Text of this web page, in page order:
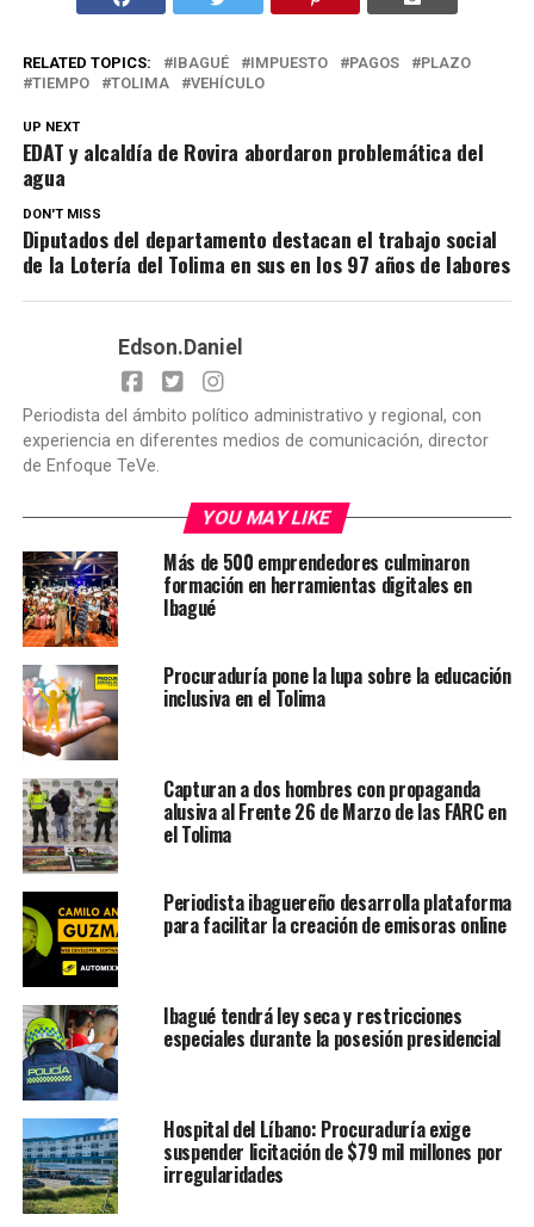
RELATED TOPICS: IBAGUÉ IMPUESTO PAGOS
PLAZO
TIEMPO
TOLIMA VEHÍCULO
UP NEXT
EDAT y alcaldía de Rovira abordaron problemática del
agua
DON'T MISS
Diputados del departamento destacan el trabajo social
de la Lotería del Tolima en sus en los 97 años de labores
Edson.Daniel
Periodista del ámbito político administrativo y regional, con
experiencia en diferentes medios de comunicación, director
de Enfoque TeVe.
YOU MAY LIKE
Más de 500 emprendedores culminaron
formación en herramientas digitales en
Ibagué
Procuraduría pone la lupa sobre la educación
inclusiva en el Tolima
Capturan a dos hombres con propaganda
alusiva al Frente 26 de Marzo de las FARC en
el Tolima
Periodista ibaguereño desarrolla plataforma
para facilitar la creación de emisoras online
Ibagué tendrá ley seca y restricciones
especiales durante la posesión presidencial
Hospital del Líbano: Procuraduría exige
suspender licitación de $79 mil millones por
irregularidades